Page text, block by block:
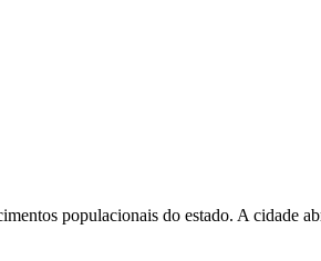
populacionais do estado. A cidade